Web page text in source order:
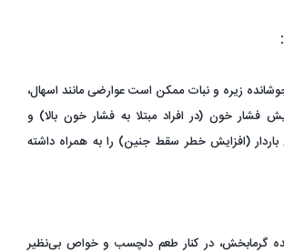
زیره و نبات ممکن است عوارضی مانند اسهال،
فشار خون (در افراد مبتلا به فشار خون بالا) و
(افزایش خطر سقط جنین) را به همراه داشته
گرمابخش، در کنار طعم دلچسب و خواص بی‌نظیر